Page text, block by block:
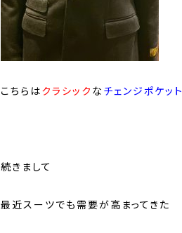
こちらはクラシック な チェンジポケット
続きまして
最近スーツでも需要が高まってきた